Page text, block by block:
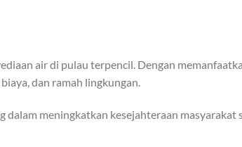
air di pulau terpencil. Dengan
dan ramah lingkungan.
meningkatkan kesejahteraan masyarakat